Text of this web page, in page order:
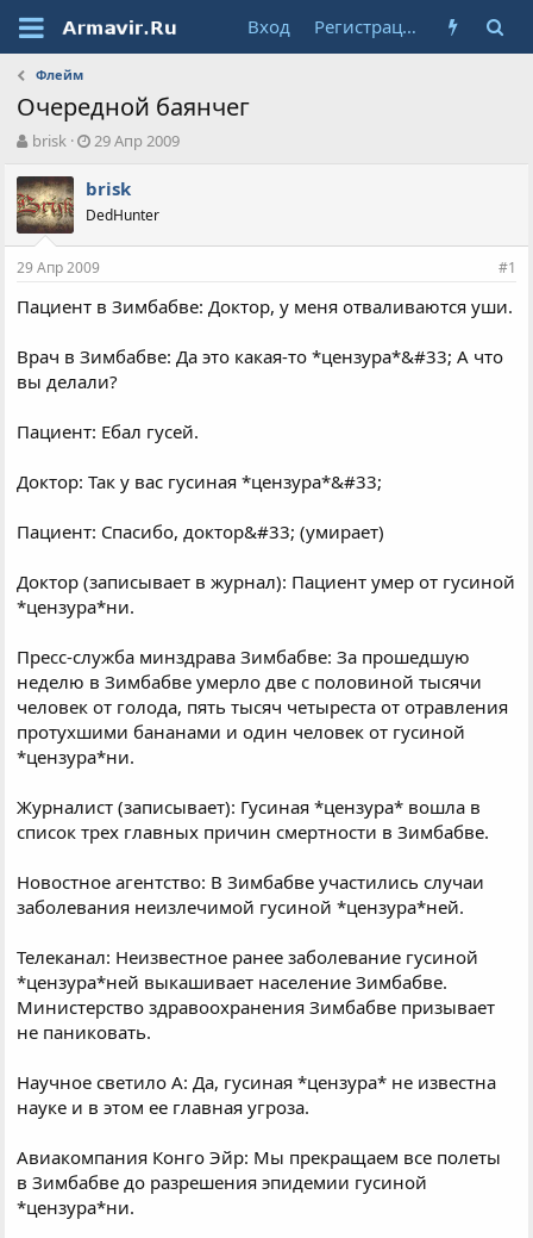
Вход Регистрация
Флейм
Очередной баянчег
А
т
о
р
т
е
ы
brisk
Д
т
н
а
ч
л
29 Апр 2009
brisk
DedHunter
29 Апр 2009 #1
Пациент в Зимбабве: Доктор, у меня отваливаются уши.
Врач в Зимбабве: Да это какая-то *цензура*&#33; А что
вы делали?
Пациент: Ебал гусей.
Доктор: Так у вас гусиная *цензура*&#33;
Пациент: Спасибо, доктор&#33; (умирает)
Доктор (записывает в журнал): Пациент умер от гусиной
*цензура*ни.
Пресс-служба минздрава Зимбабве: За прошедшую
неделю в Зимбабве умерло две с половиной тысячи
человек от голода, пять тысяч четыреста от отравления
протухшими бананами и один человек от гусиной
*цензура*ни.
Журналист (записывает): Гусиная *цензура* вошла в
список трех главных причин смертности в Зимбабве.
Новостное агентство: В Зимбабве участились случаи
заболевания неизлечимой гусиной *цензура*ней.
Телеканал: Неизвестное ранее заболевание гусиной
*цензура*ней выкашивает население Зимбабве.
Министерство здравоохранения Зимбабве призывает
не паниковать.
Научное светило А: Да, гусиная *цензура* не известна
науке и в этом ее главная угроза.
Авиакомпания Конго Эйр: Мы прекращаем все полеты
в Зимбабве до разрешения эпидемии гусиной
*цензура*ни.